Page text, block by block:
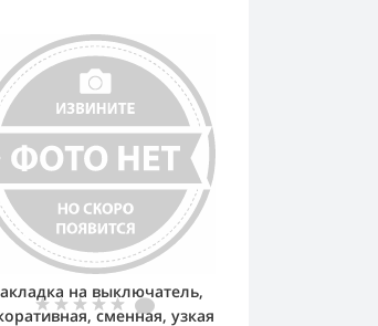
на выключатель,
сменная, узкая